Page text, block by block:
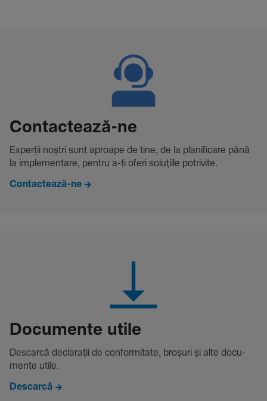
Contac­tează-ne
Experții noștri sunt aproape de tine, de la plani­fi­care până
la imple­men­tare, pentru a-ți oferi solu­țiile potri­vite.
Contactează-ne
Docu­mente utile
Descarcă decla­rații de conformitate, broșuri și alte docu­
mente utile.
Descarcă